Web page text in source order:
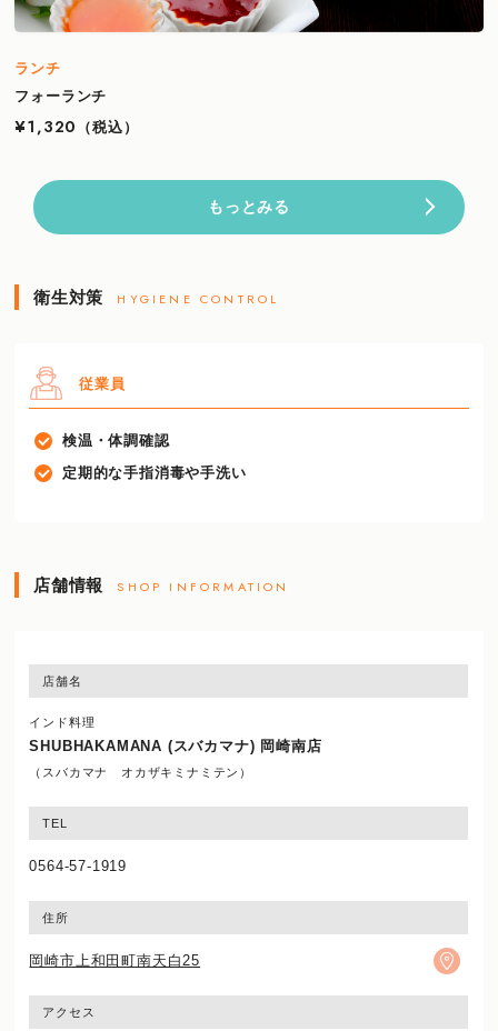
ランチ
フォーランチ
¥1,320
（税込）
もっとみる
衛生対策 HYGIENE CONTROL
従業員
検温・体調確認
定期的な手指消毒や手洗い
店舗情報 SHOP INFORMATION
店舗名
インド料理
SHUBHAKAMANA (スバカマナ) 岡崎南店
（スバカマナ オカザキミナミテン）
TEL
0564-57-1919
住所
岡崎市上和田町南天白25
アクセス